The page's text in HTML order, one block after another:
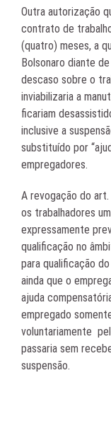
Outra autorização
contrato de
(quatro) meses, a
Bolsonaro diante
descaso sobre o
inviabilizaria a
ficariam
inclusive a
substituído por
empregadores.
A revogação do
os trabalhadores
expressamente
qualificação no
para qualificação
ainda que o
ajuda
empregado
voluntariamente
passaria sem
suspensão.